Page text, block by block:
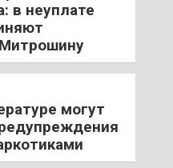
в неуплате
могут